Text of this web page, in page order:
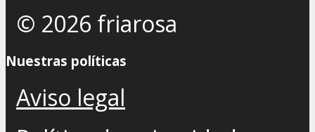
© 2026 friarosa
Nuestras políticas
Aviso legal